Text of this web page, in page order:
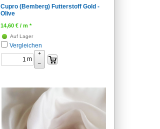
Cupro (Bemberg) Futterstoff Gold -
Olive
14,60 € / m *
Auf Lager
Vergleichen
m
+
–